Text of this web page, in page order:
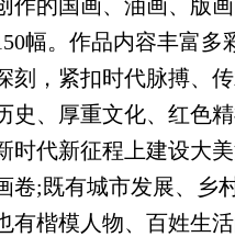
作的国画、油画、版
幅。作品内容丰富多
刻，紧扣时代脉搏、传
史、厚重文化、红色
时代新征程上建设大
卷;既有城市发展、乡
有楷模人物、百姓生活